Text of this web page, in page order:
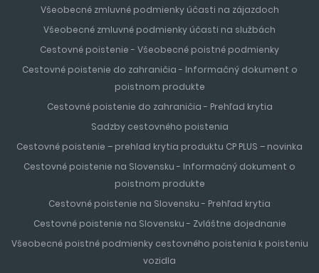
Všeobecné zmluvné podmienky účasti na zájazdoch
Všeobecné zmluvné podmienky účasti na službách
Cestovné poistenie - Všeobecné poistné podmienky
Cestovné poistenie do zahraničia - Informačný dokument o
poistnom produkte
Cestovné poistenie do zahraničia - Prehľad krytia
Sadzby cestovného poistenia
Cestovné poistenie – prehlad krytia produktu CP PLUS – novinka
Cestovné poistenie na Slovensku - Informačný dokument o
poistnom produkte
Cestovné poistenie na Slovensku - Prehľad krytia
Cestovné poistenie na Slovensku - Zvláštne dojednanie
Všeobecné poistné podmienky cestovného poistenia k poisteniu
vozidla